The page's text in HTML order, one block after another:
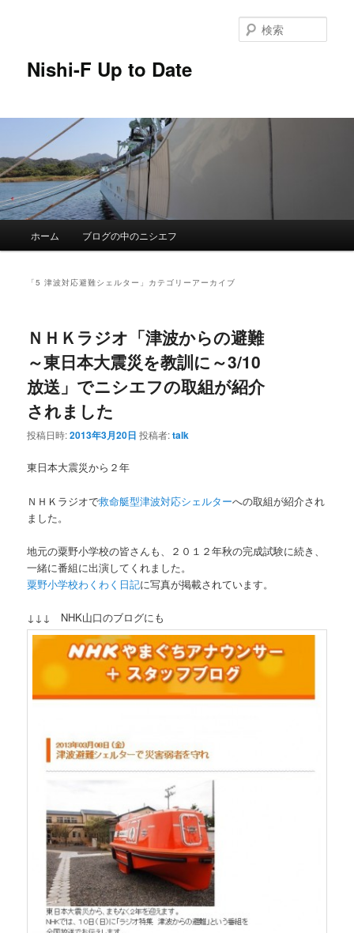
移
動
動
Nishi-F Up to Date
索
ホーム ブログの中のニシエフ
「5 津波対応避難シェルター 」カテゴリーアーカイブ
ＮＨＫラジオ「津波からの避難
～東日本大震災を教訓に～3/10
放送」でニシエフの取組が紹介
されました
投稿日時:2013年3月20日 投稿者:talk
東日本大震災から２年
ＮＨＫラジオで救命艇型津波対応シェルターへの取組が紹介され
ました。
地元の粟野小学校の皆さんも、２０１２年秋の完成試験に続き、
一緒に番組に出演してくれました。
粟野小学校わくわく日記に写真が掲載されています。
↓↓↓ NHK山口のブログにも